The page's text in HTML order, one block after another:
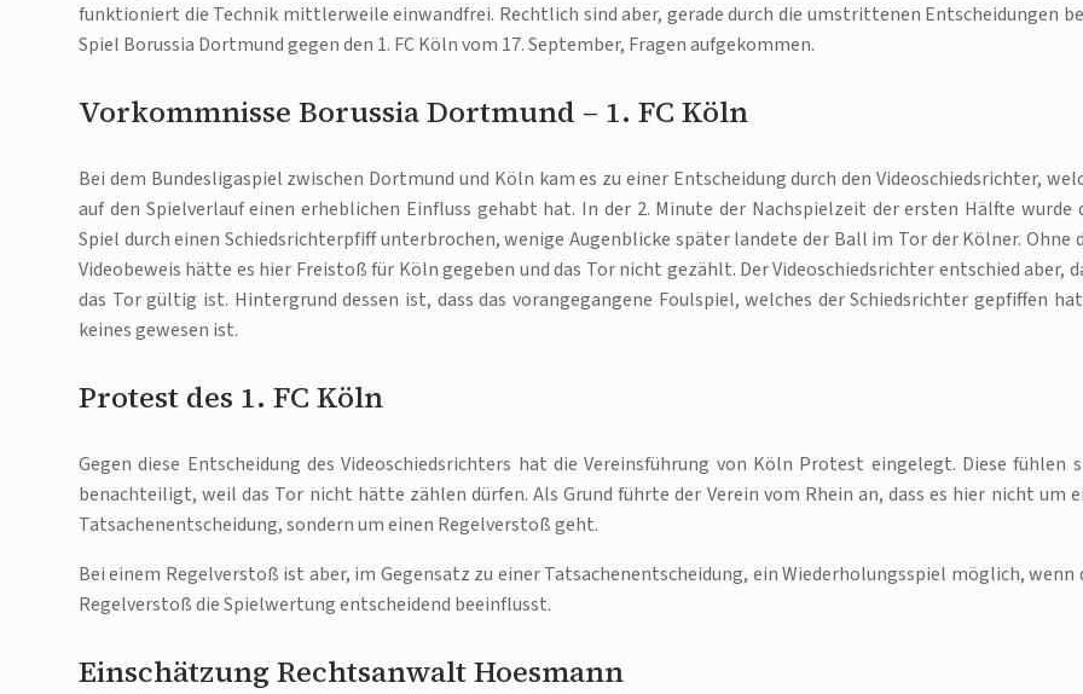
funktioniert die Technik mittlerweile einwandfrei. Rechtlich sind aber, gerade durch die umstrittenen Entscheidungen
Spiel Borussia Dortmund gegen den 1. FC Köln vom 17. September, Fragen aufgekommen.
Vorkommnisse Borussia Dortmund – 1. FC Köln
Bei dem Bundesligaspiel zwischen Dortmund und Köln kam es zu einer Entscheidung durch den Videoschiedsrichter,
auf den Spielverlauf einen erheblichen Einfluss gehabt hat. In der 2. Minute der Nachspielzeit der ersten Hälfte wurde
Spiel durch einen Schiedsrichterpfiff unterbrochen, wenige Augenblicke später landete der Ball im Tor der Kölner. Ohne
Videobeweis hätte es hier Freistoß für Köln gegeben und das Tor nicht gezählt. Der Videoschiedsrichter entschied aber,
das Tor gültig ist. Hintergrund dessen ist, dass das vorangegangene Foulspiel, welches der Schiedsrichter gepfiffen
keines gewesen ist.
Protest des 1. FC Köln
Gegen diese Entscheidung des Videoschiedsrichters hat die Vereinsführung von Köln Protest eingelegt. Diese fühlen
benachteiligt, weil das Tor nicht hätte zählen dürfen. Als Grund führte der Verein vom Rhein an, dass es hier nicht um
Tatsachenentscheidung, sondern um einen Regelverstoß geht.
Bei einem Regelverstoß ist aber, im Gegensatz zu einer Tatsachenentscheidung, ein Wiederholungsspiel möglich, wenn
Regelverstoß die Spielwertung entscheidend beeinflusst.
Einschätzung Rechtsanwalt Hoesmann